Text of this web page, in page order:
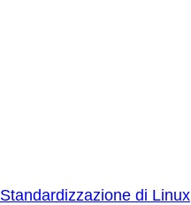
Standardizzazione di Linux